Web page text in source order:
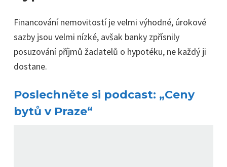
Financování nemovitostí je velmi výhodné, úrokové
sazby jsou velmi nízké, avšak banky zpřísnily
posuzování příjmů žadatelů o hypotéku, ne každý ji
dostane.
Poslechněte si podcast: „Ceny
bytů v Praze“